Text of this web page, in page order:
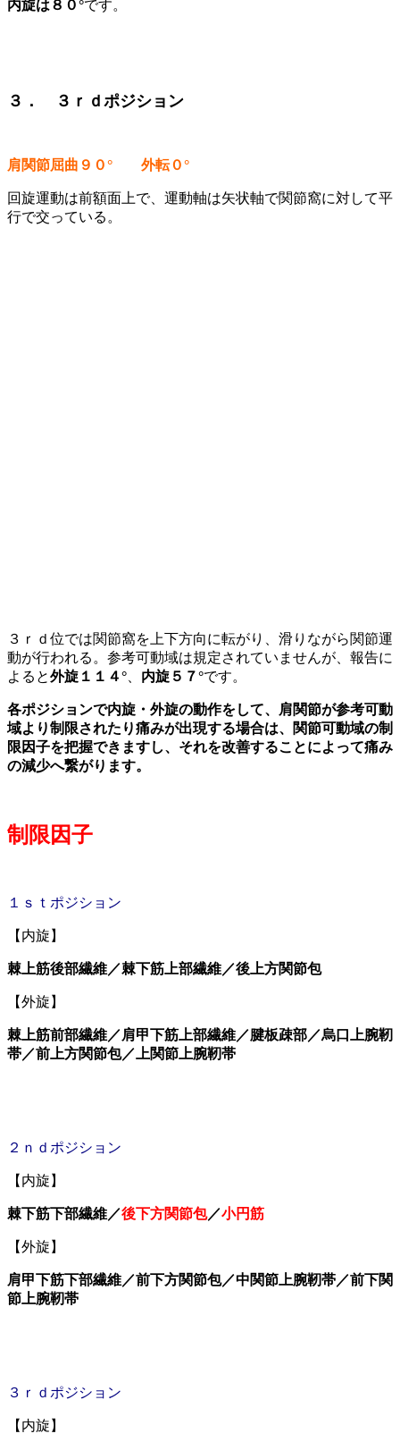
内旋は８０°です。
３． ３ｒｄポジション
肩関節屈曲９０° 外転０°
回旋運動は前額面上で、運動軸は矢状軸で関節窩に対して平
行で交っている。
３ｒｄ位では関節窩を上下方向に転がり、滑りながら関節運
動が行われる。参考可動域は規定されていませんが、報告に
よると外旋１１４° 内旋５７°です。
各ポジションで内旋・外旋の動作をして、肩関節が参考可動
域より制限されたり痛みが出現する場合は、関節可動域の制
限因子を把握できますし、それを改善することによって痛み
の減少へ繋がります。
制限因子
１ｓｔポジション
【内旋】
棘上筋後部繊維／棘下筋上部繊維／後上方関節包
【外旋】
棘上筋前部繊維／肩甲下筋上部繊維／腱板疎部／烏口上腕靭
帯／前上方関節包／上関節上腕靭帯
２ｎｄポジション
【内旋】
棘下筋下部繊維／後下方関節包／小円筋
【外旋】
肩甲下筋下部繊維／前下方関節包／中関節上腕靭帯／前下関
節上腕靭帯
３ｒｄポジション
【内旋】